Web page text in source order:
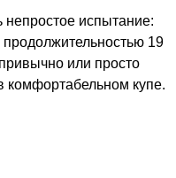
душой
человек пострадали от
сезона
Мы создаем новую
галерею
испытание:
19
или просто
комфортабельном купе.